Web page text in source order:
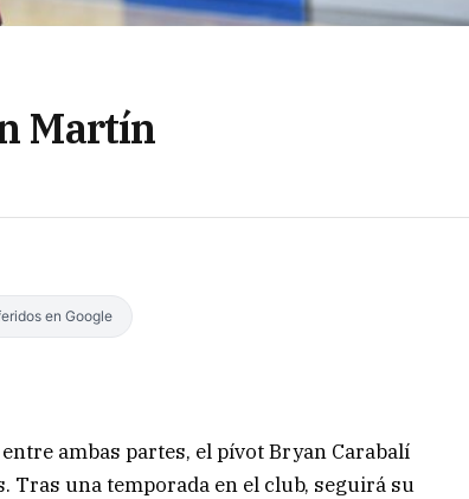
Martín
en Google
ambas partes, el pívot Bryan Carabalí
una temporada en el club, seguirá su